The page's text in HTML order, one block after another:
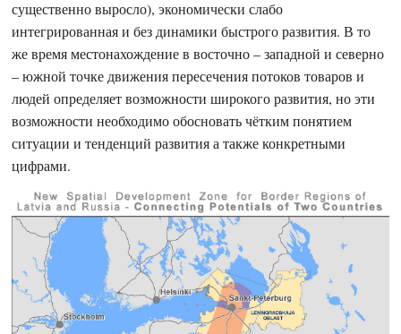
существенно выросло), экономически слабо
интегрированная и без динамики быстрого развития. В то
же время местонахождение в восточно – западной и северно
– южной точке движения пересечения потоков товаров и
людей определяет возможности широкого развития, но эти
возможности необходимо обосновать чётким понятием
ситуации и тенденций развития а также конкретными
цифрами.